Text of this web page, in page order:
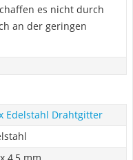
es nicht durch
an der geringen
Edelstahl Drahtgitter